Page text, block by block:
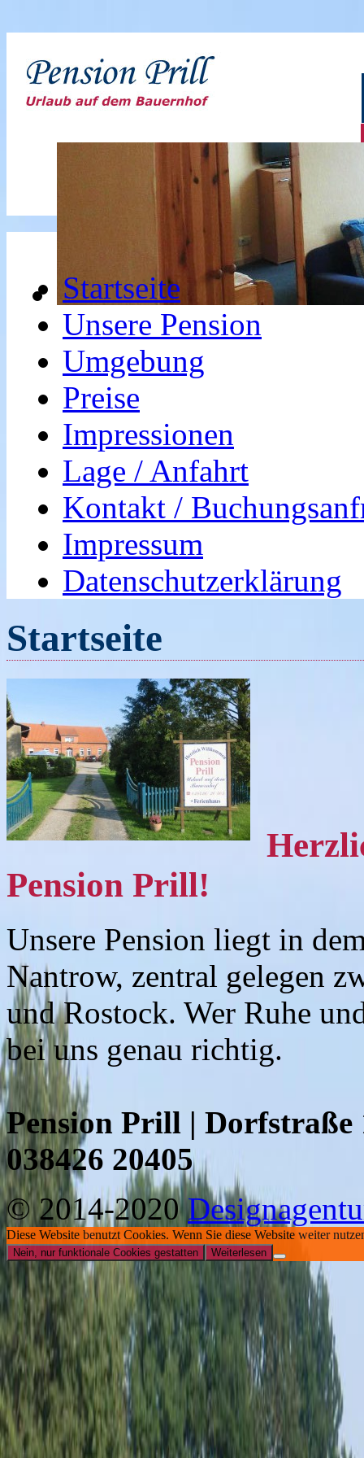
Startseite
Unsere Pension
Umgebung
Preise
Impressionen
Lage / Anfahrt
Kontakt /
Impressum
Datenschutzerklärung
Startseite
Pension Prill!
Unsere Pension liegt in
Nantrow, zentral gelegen
und Rostock. Wer Ruhe
bei uns genau richtig.
Pension Prill | Dorfstraße
038426 20405
© 2014-2020
Diese Website benutzt Cookies. Wenn Sie diese Website weiter
Nein, nur funktionale Cookies gestatten Weiterlesen